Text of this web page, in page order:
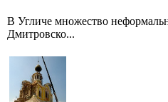
В Угличе множество
Дмитровско...